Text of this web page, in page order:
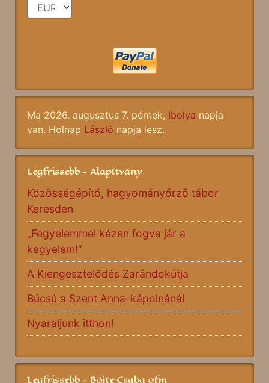
Ma 2026. augusztus 7. péntek, Ibolya napja
van. Holnap László napja lesz.
Legfrissebb - Alapítvány
Közösségépítő, hagyományőrző tábor
Keresden
„Fegyelemmel kézen fogva jár a
kegyelem!”
A Kiengesztelődés Zarándokútja
Búcsú a Szent Anna-kápolnánál
Nyaraljunk itthon!
Legfrissebb - Böjte Csaba ofm